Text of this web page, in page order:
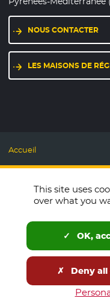
NOUS CONTACTER
LES MAISONS DE
Accueil
Mentions légales
Données personnelles et
Cookies
Espace presse
Télécharger le logo
English
Open Data
This site uses
over what you
OK,
Deny